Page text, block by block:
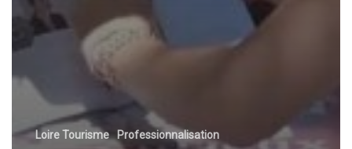
Loire Tourisme Professionnalisation